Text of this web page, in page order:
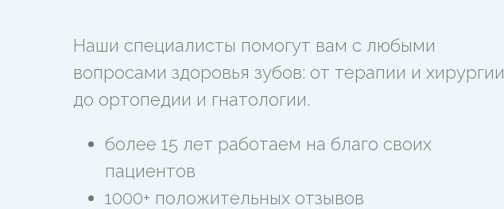
Наши специалисты помогут вам с любыми
вопросами здоровья зубов: от терапии и хирургии
до ортопедии и гнатологии.
более 15 лет работаем на благо своих
пациентов
1000+ положительных отзывов